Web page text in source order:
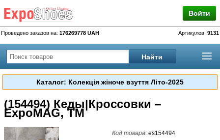
Войти
Проведено заказов на: 176269778 UAH Артикулов: 9131
Каталог: Колекція жіноче взуття Літо-2025
(154494) Кеды|Кроссовки –
ExpoMAG, TM
Код товара:es154494